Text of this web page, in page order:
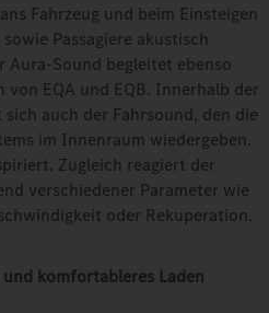
Fahrzeug und beim Einsteigen
Passagiere akustisch
Aura-Sound begleitet ebenso
von EQA und EQB. Innerhalb der
auch der Fahrsound, den die
im Innenraum wiedergeben.
Zugleich reagiert der
verschiedener Parameter wie
oder Rekuperation.
und komfortableres Laden